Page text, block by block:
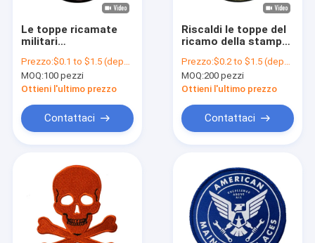
Le toppe ricamate
militari
cucono su
protezione
Prezzo:$0.1 to $1.5 (depends on the design and order quantity)
MOQ:100 pezzi
Ottieni l'ultimo prezzo
Contattaci
Riscaldi le toppe del
ricamo della stampa,
su ordinazione 3D
Prezzo:$0.2 to $1.5 (depends on the design and order quantity)
MOQ:200 pezzi
Ottieni l'ultimo prezzo
Contattaci